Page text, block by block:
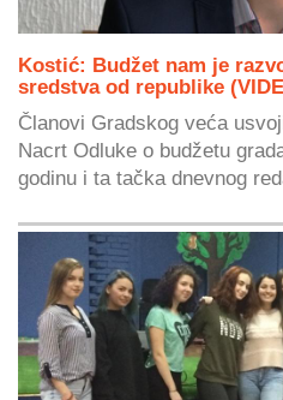
Kostić: Budžet nam je
sredstva od republike
Članovi Gradskog veća
Nacrt Odluke o budžetu
godinu i ta tačka dnevnog